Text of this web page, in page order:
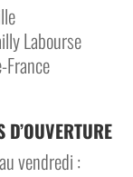
Labourse
D’OUVERTURE
vendredi :